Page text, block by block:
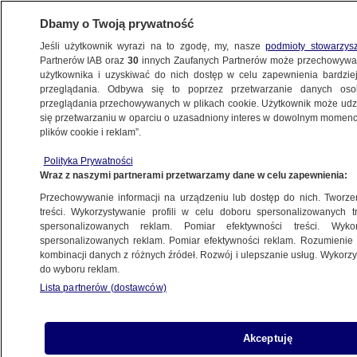
POLSKA
Minister Cieszyński da każdemu
młodemu Polakowi komputer.
I twierdzi, że nie prowadzi kampanii
6.06.2023, 07:04
Udostępnij
Dbamy o Twoją prywatność
Jeśli użytkownik wyrazi na to zgodę, my, naszepodmioty
Partnerów IAB oraz30 innych Zaufanych Partnerów może
użytkownika i uzyskiwać do nich dostęp w celu zapewnienia
przeglądania. Odbywa się to poprzez przetwarzanie danych
przeglądania przechowywanych w plikach cookie. Użytkownik może
się przetwarzaniu w oparciu o uzasadniony interes w dowolnym
plików cookie i reklam”.
Polityka Prywatności
Wraz z naszymi partnerami przetwarzamy dane w celu zapewnienia:
Przechowywanie informacji na urządzeniu lub dostęp do nich.
treści. Wykorzystywanie profili w celu doboru spersonalizowanych
spersonalizowanych reklam. Pomiar efektywności treści.
spersonalizowanych reklam. Pomiar efektywności reklam.
kombinacji danych z różnych źródeł. Rozwój i ulepszanie usług.
do wyboru reklam.
Lista partnerów (dostawców)
Akceptuję